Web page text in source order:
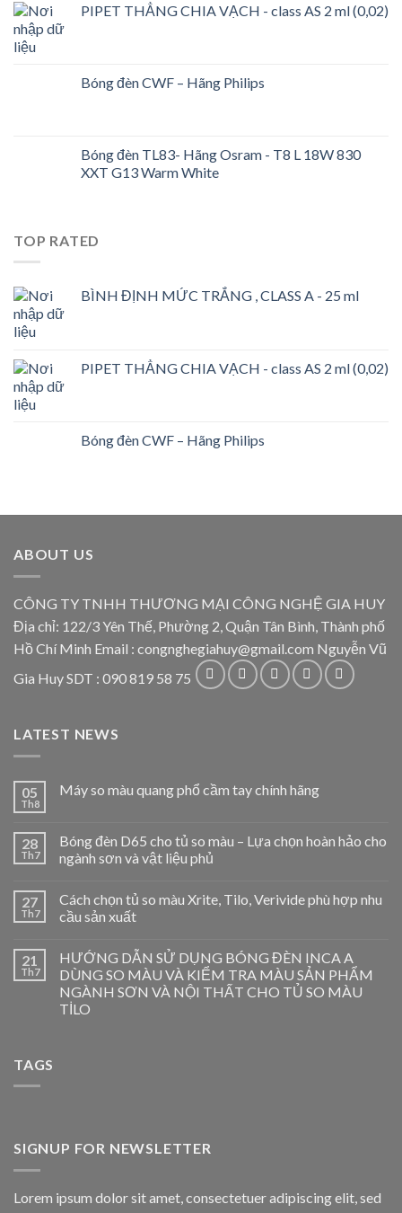
PIPET THẲNG CHIA VẠCH - class AS 2 ml (0,02)
Bóng đèn CWF – Hãng Philips
Bóng đèn TL83- Hãng Osram - T8 L 18W 830
XXT G13 Warm White
TOP RATED
BÌNH ĐỊNH MỨC TRẮNG , CLASS A - 25 ml
PIPET THẲNG CHIA VẠCH - class AS 2 ml (0,02)
Bóng đèn CWF – Hãng Philips
ABOUT US
CÔNG TY TNHH THƯƠNG MẠI CÔNG NGHỆ GIA HUY
Địa chỉ: 122/3 Yên Thế, Phường 2, Quận Tân Bình, Thành phố
Hồ Chí Minh Email : congnghegiahuy@gmail.com Nguyễn Vũ
Gia Huy SDT : 090 819 58 75
LATEST NEWS
05
Th8
Máy so màu quang phổ cầm tay chính hãng
28
Th7
Bóng đèn D65 cho tủ so màu – Lựa chọn hoàn hảo cho
ngành sơn và vật liệu phủ
27
Th7
Cách chọn tủ so màu Xrite, Tilo, Verivide phù hợp nhu
cầu sản xuất
21
Th7
HƯỚNG DẪN SỬ DỤNG BÓNG ĐÈN INCA A
DÙNG SO MÀU VÀ KIỂM TRA MÀU SẢN PHẨM
NGÀNH SƠN VÀ NỘI THẤT CHO TỦ SO MÀU
TİLO
TAGS
SIGNUP FOR NEWSLETTER
Lorem ipsum dolor sit amet, consectetuer adipiscing elit, sed